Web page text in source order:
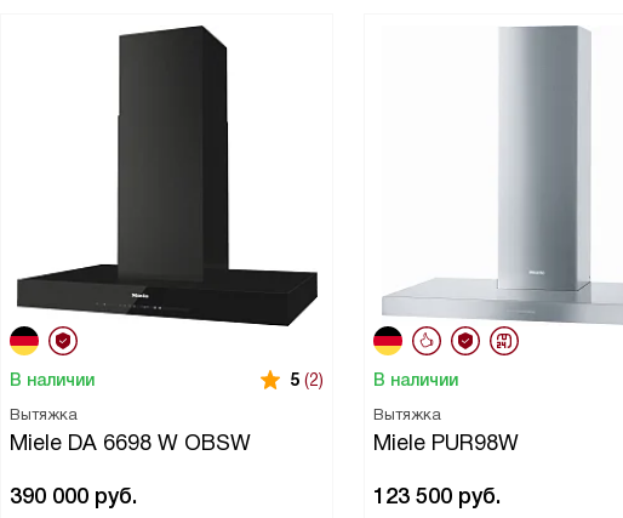
В наличии 5 (2)
Вытяжка
Miele DA 6698 W OBSW
390 000 руб.
В наличии
Вытяжка
Miele PUR98W
123 500 руб.